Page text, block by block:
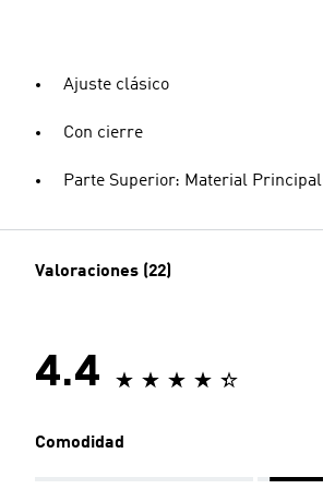
Ajuste clásico
Con cierre
Parte Superior: Material
Valoraciones (22)
4.4
Comodidad